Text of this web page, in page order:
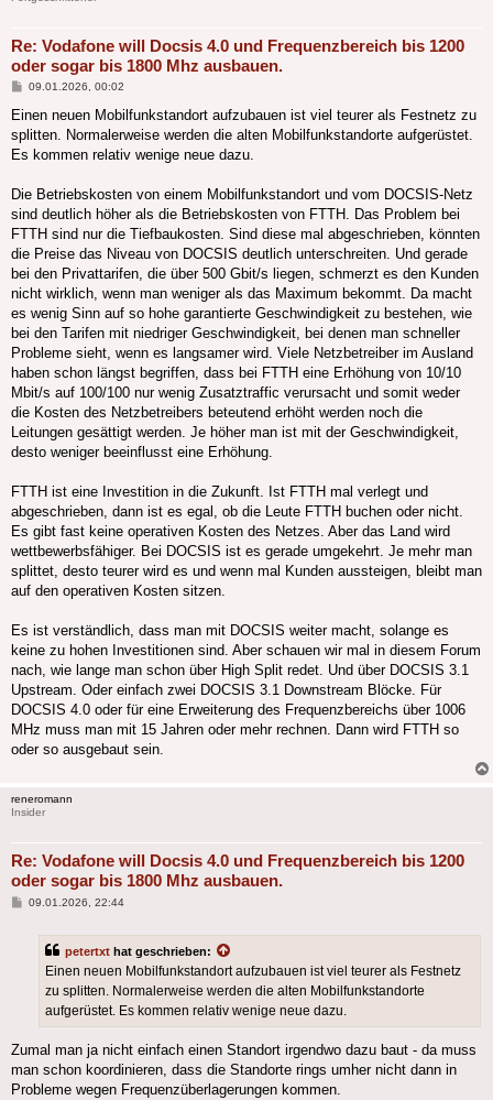
Re: Vodafone will Docsis 4.0 und Frequenzbereich bis 1200
oder sogar bis 1800 Mhz ausbauen.
Beitrag
09.01.2026, 00:02
Einen neuen Mobilfunkstandort aufzubauen ist viel teurer als Festnetz zu
splitten. Normalerweise werden die alten Mobilfunkstandorte aufgerüstet.
Es kommen relativ wenige neue dazu.
Die Betriebskosten von einem Mobilfunkstandort und vom DOCSIS-Netz
sind deutlich höher als die Betriebskosten von FTTH. Das Problem bei
FTTH sind nur die Tiefbaukosten. Sind diese mal abgeschrieben, könnten
die Preise das Niveau von DOCSIS deutlich unterschreiten. Und gerade
bei den Privattarifen, die über 500 Gbit/s liegen, schmerzt es den Kunden
nicht wirklich, wenn man weniger als das Maximum bekommt. Da macht
es wenig Sinn auf so hohe garantierte Geschwindigkeit zu bestehen, wie
bei den Tarifen mit niedriger Geschwindigkeit, bei denen man schneller
Probleme sieht, wenn es langsamer wird. Viele Netzbetreiber im Ausland
haben schon längst begriffen, dass bei FTTH eine Erhöhung von 10/10
Mbit/s auf 100/100 nur wenig Zusatztraffic verursacht und somit weder
die Kosten des Netzbetreibers beteutend erhöht werden noch die
Leitungen gesättigt werden. Je höher man ist mit der Geschwindigkeit,
desto weniger beeinflusst eine Erhöhung.
FTTH ist eine Investition in die Zukunft. Ist FTTH mal verlegt und
abgeschrieben, dann ist es egal, ob die Leute FTTH buchen oder nicht.
Es gibt fast keine operativen Kosten des Netzes. Aber das Land wird
wettbewerbsfähiger. Bei DOCSIS ist es gerade umgekehrt. Je mehr man
splittet, desto teurer wird es und wenn mal Kunden aussteigen, bleibt man
auf den operativen Kosten sitzen.
Es ist verständlich, dass man mit DOCSIS weiter macht, solange es
keine zu hohen Investitionen sind. Aber schauen wir mal in diesem Forum
nach, wie lange man schon über High Split redet. Und über DOCSIS 3.1
Upstream. Oder einfach zwei DOCSIS 3.1 Downstream Blöcke. Für
DOCSIS 4.0 oder für eine Erweiterung des Frequenzbereichs über 1006
MHz muss man mit 15 Jahren oder mehr rechnen. Dann wird FTTH so
oder so ausgebaut sein.
reneromann
Insider
Re: Vodafone will Docsis 4.0 und Frequenzbereich bis 1200
oder sogar bis 1800 Mhz ausbauen.
Beitrag
09.01.2026, 22:44
petertxt hat geschrieben:
Einen neuen Mobilfunkstandort aufzubauen ist viel teurer als Festnetz
zu splitten. Normalerweise werden die alten Mobilfunkstandorte
aufgerüstet. Es kommen relativ wenige neue dazu.
Zumal man ja nicht einfach einen Standort irgendwo dazu baut - da muss
man schon koordinieren, dass die Standorte rings umher nicht dann in
Probleme wegen Frequenzüberlagerungen kommen.